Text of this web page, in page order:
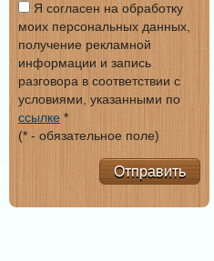
Я согласен на обработку
моих персональных данных,
получение рекламной
информации и запись
разговора в соответствии с
условиями, указанными по
ссылке *
(* - обязательное поле)
Отправить